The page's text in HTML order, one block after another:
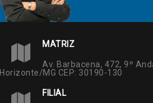
MATRIZ
Av. Barbacena, 472, 9º
Horizonte/MG CEP: 30190-130
FILIAL